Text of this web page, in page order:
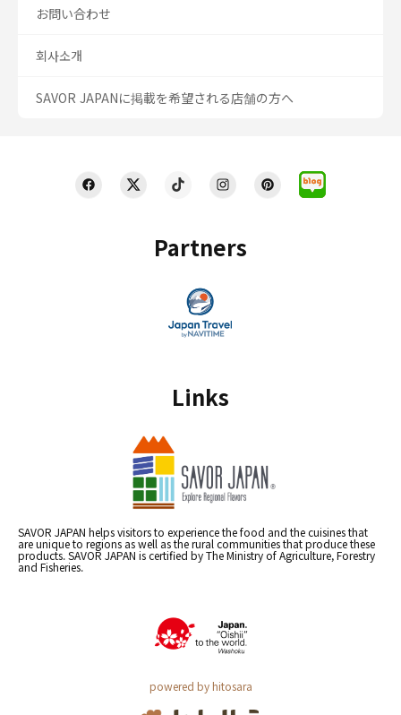
Partners
Links
SAVOR JAPAN helps visitors to experience the food and the cuisines that
are unique to regions as well as the rural communities that produce these
products. SAVOR JAPAN is certified by The Ministry of Agriculture, Forestry
and Fisheries.
powered by hitosara
お問い合わせ
회사소개
SAVOR JAPANに掲載を希望される店舗の方へ